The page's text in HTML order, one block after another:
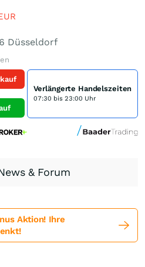
Düsseldorf
Verlängerte Handelszeiten
07:30 bis 23:00 Uhr
& Forum
Aktion! Ihre